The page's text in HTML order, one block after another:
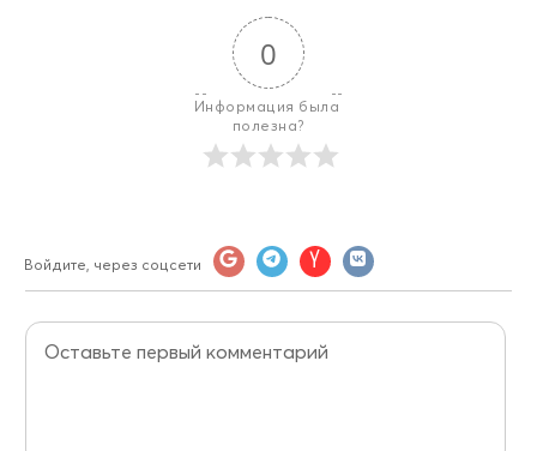
0
Информация была
полезна?
Войдите, через соцсети